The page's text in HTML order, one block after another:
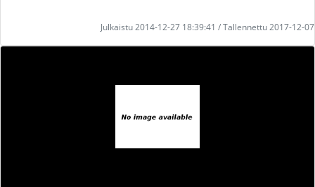
Julkaistu 2014-12-27 18:39:41 / Tallennettu 2017-12-07